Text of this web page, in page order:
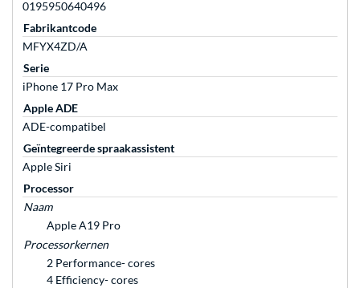
0195950640496
Fabrikantcode
MFYX4ZD/A
Serie
iPhone 17 Pro Max
Apple ADE
ADE-compatibel
Geïntegreerde spraakassistent
Apple Siri
Processor
Naam
Apple A19 Pro
Processorkernen
2 Performance- cores
4 Efficiency- cores